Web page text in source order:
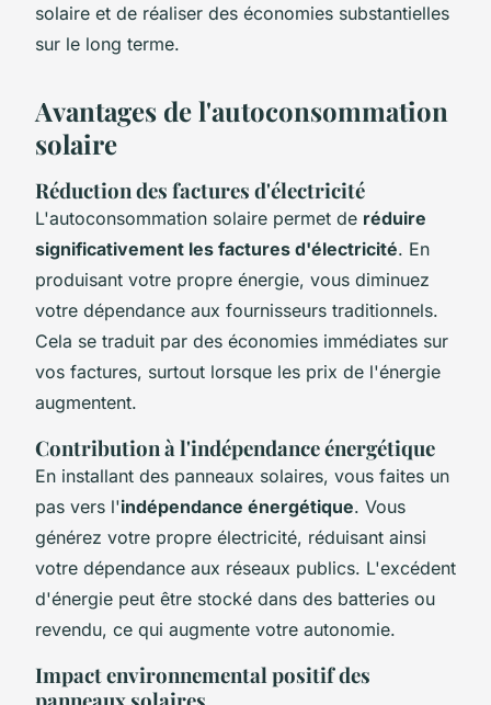
solaire et de réaliser des économies substantielles
sur le long terme.
Avantages de l'autoconsommation
solaire
Réduction des factures d'électricité
L'autoconsommation solaire permet de réduire
significativement les factures d'électricité. En
produisant votre propre énergie, vous diminuez
votre dépendance aux fournisseurs traditionnels.
Cela se traduit par des économies immédiates sur
vos factures, surtout lorsque les prix de l'énergie
augmentent.
Contribution à l'indépendance énergétique
En installant des panneaux solaires, vous faites un
pas vers l'indépendance énergétique. Vous
générez votre propre électricité, réduisant ainsi
votre dépendance aux réseaux publics. L'excédent
d'énergie peut être stocké dans des batteries ou
revendu, ce qui augmente votre autonomie.
Impact environnemental positif des